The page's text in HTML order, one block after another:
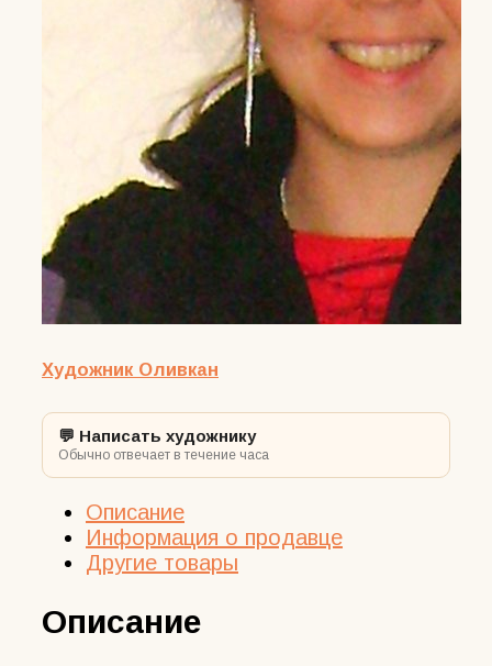
Художник Оливкан
💬 Написать художнику
Обычно отвечает в течение часа
Описание
Информация о продавце
Другие товары
Описание